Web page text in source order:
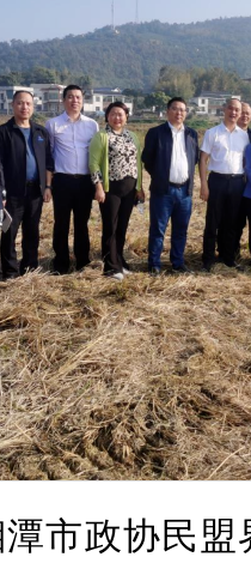
潭市政协民